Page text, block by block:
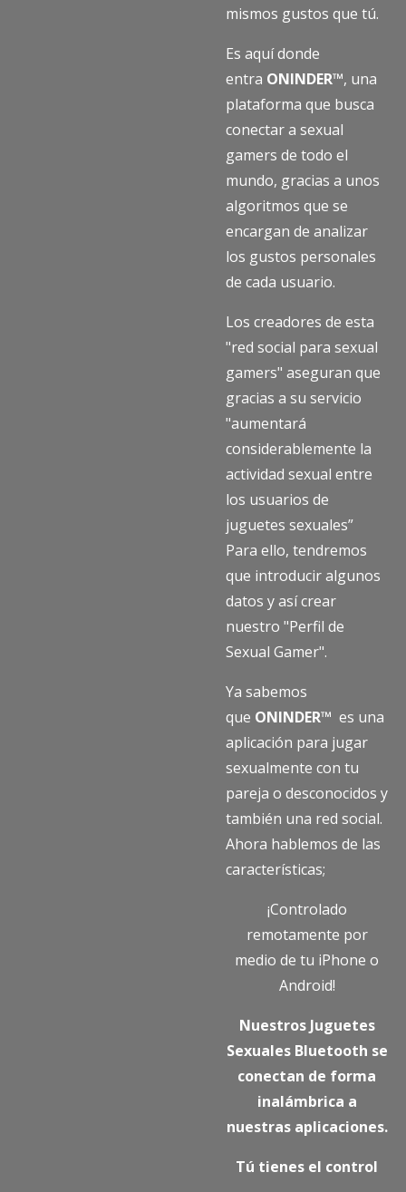
mismos gustos que tú.
Es aquí donde
entra ONINDER™, una
plataforma que busca
conectar a sexual
gamers de todo el
mundo, gracias a unos
algoritmos que se
encargan de analizar
los gustos personales
de cada usuario.
Los creadores de esta
"red social para sexual
gamers" aseguran que
gracias a su servicio
"aumentará
considerablemente la
actividad sexual entre
los usuarios de
juguetes sexuales”
Para ello, tendremos
que introducir algunos
datos y así crear
nuestro "Perfil de
Sexual Gamer".
Ya sabemos
que ONINDER™ es una
aplicación para jugar
sexualmente con tu
pareja o desconocidos y
también una red social.
Ahora hablemos de las
características;
¡Controlado
remotamente por
medio de tu iPhone o
Android!
Nuestros Juguetes
Sexuales Bluetooth se
conectan de forma
inalámbrica a
nuestras aplicaciones.
Tú tienes el control